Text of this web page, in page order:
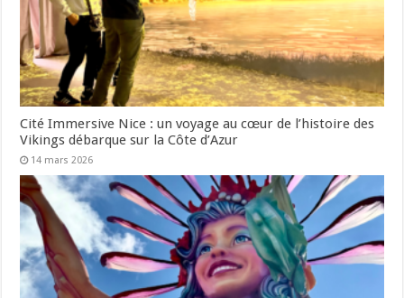
Cité Immersive Nice : un voyage au cœur de l’histoire des
Vikings débarque sur la Côte d’Azur
14 mars 2026